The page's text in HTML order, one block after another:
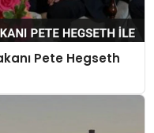
Pete Hegseth